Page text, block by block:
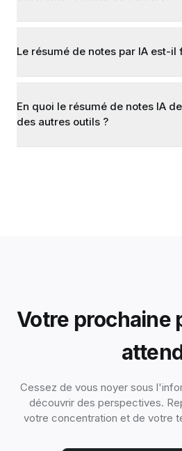
Le résumé de notes par IA est-il
En quoi le résumé de notes IA
des autres outils ?
Votre prochaine
Cessez de vous noyer sous
découvrir des perspectives.
votre concentration et de votre